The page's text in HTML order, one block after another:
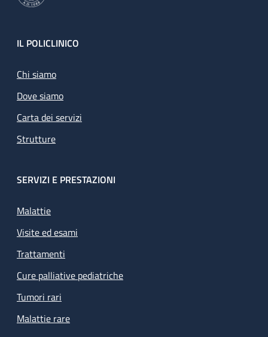
Footer
IL POLICLINICO
Chi siamo
Dove siamo
Carta dei servizi
Strutture
SERVIZI E PRESTAZIONI
Malattie
Visite ed esami
Trattamenti
Cure palliative pediatriche
Tumori rari
Malattie rare